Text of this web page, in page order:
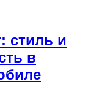
стиль и
в